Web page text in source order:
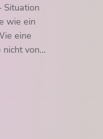
Situation
wie ein
eine
nicht von…